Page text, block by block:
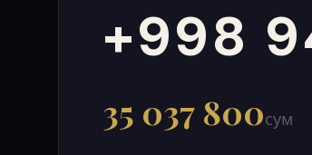
+998
000
999
35 037 800сум